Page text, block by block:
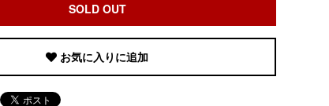
SOLD OUT
お気に入りに追加